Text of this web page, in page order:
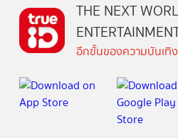
THE NEXT
อีกขั้นของความบันเทิ